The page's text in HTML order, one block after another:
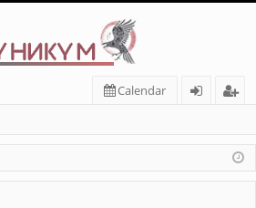
Calendar
д
ис
тр